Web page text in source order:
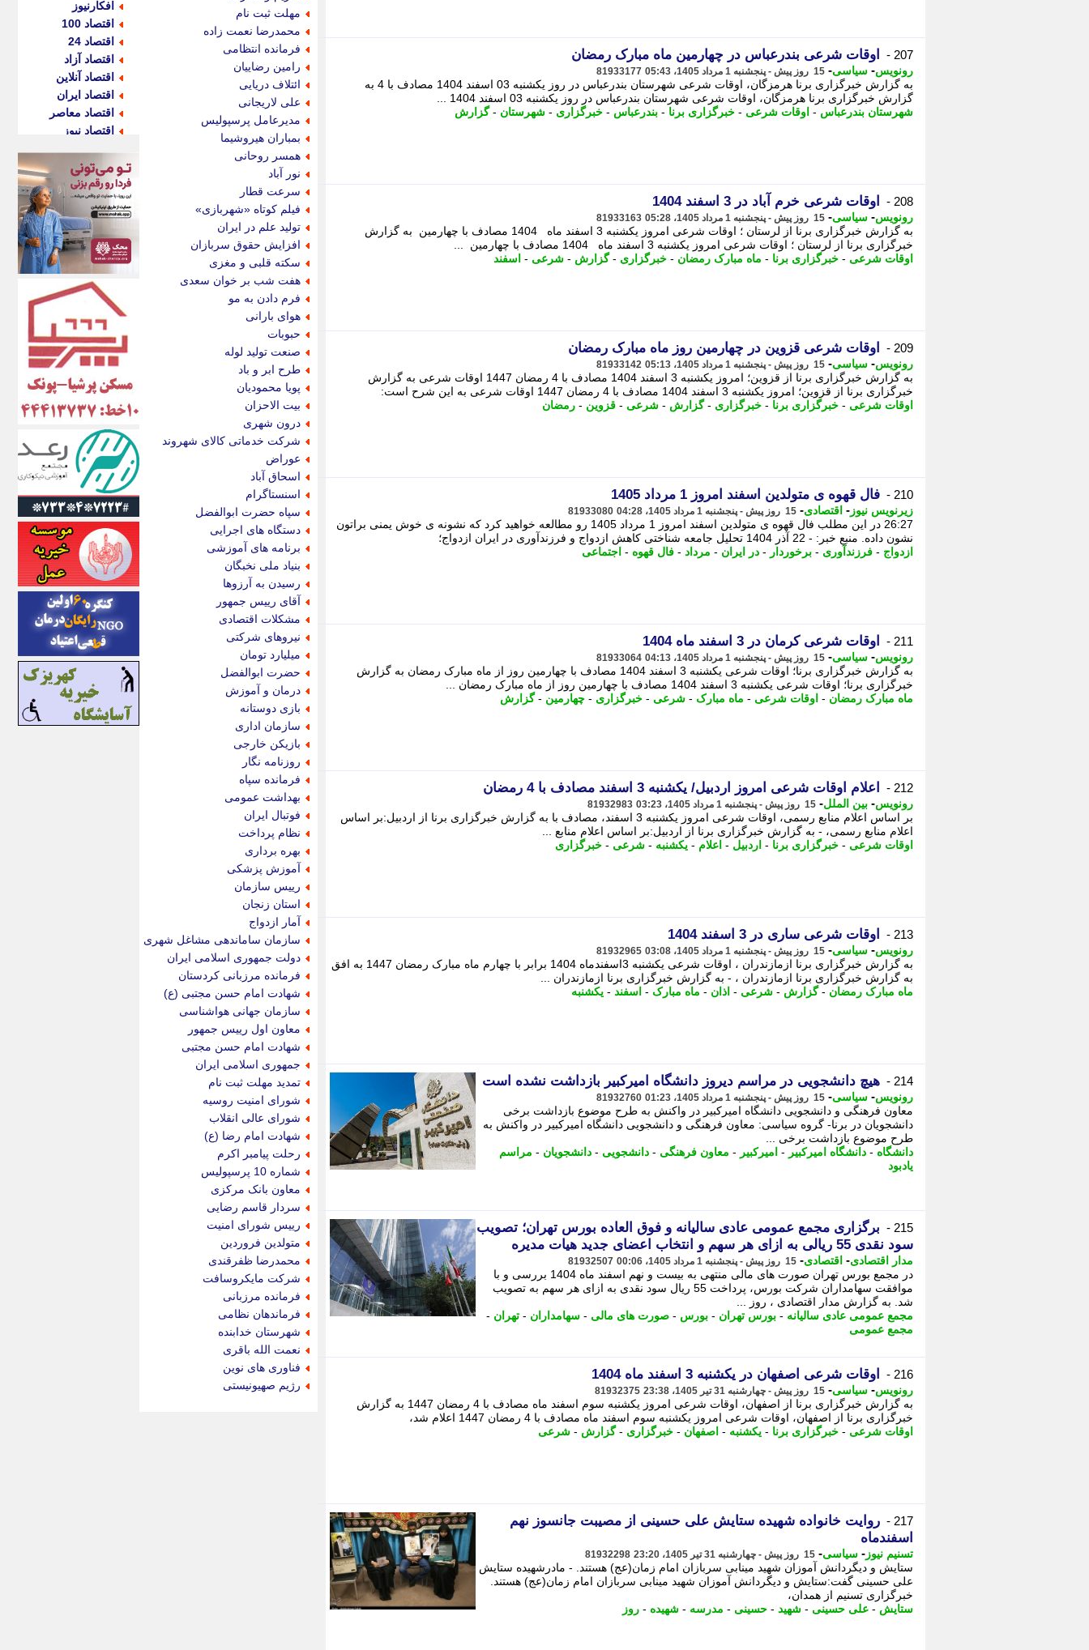
207 - اوقات شرعی بندرعباس در چهارمین ماه مبارک رمضان
رونویس- سیاسی- 15 روز پیش - پنجشنبه 1 مرداد 1405، 05:43 81933177
به گزارش خبرگزاری برنا هرمزگان، اوقات شرعی شهرستان بندرعباس در روز یکشنبه 03 اسفند 1404 مصادف با 4 به
گزارش خبرگزاری برنا هرمزگان، اوقات شرعی شهرستان بندرعباس در روز یکشنبه 03 اسفند 1404 ...
شهرستان بندرعباس - اوقات شرعی - خبرگزاری برنا - بندرعباس - خبرگزاری - شهرستان -گزارش
208 - اوقات شرعی خرم آباد در 3 اسفند 1404
رونویس- سیاسی- 15 روز پیش - پنجشنبه 1 مرداد 1405، 05:28 81933163
به گزارش خبرگزاری برنا از لرستان ؛ اوقات شرعی امروز یکشنبه 3 اسفند ماه 1404 مصادف با چهارمین به گزارش
خبرگزاری برنا از لرستان ؛ اوقات شرعی امروز یکشنبه 3 اسفند ماه 1404 مصادف با چهارمین ...
اوقات شرعی - خبرگزاری برنا - ماه مبارک رمضان - خبرگزاری -گزارش - شرعی - اسفند
209 - اوقات شرعی قزوین در چهارمین روز ماه مبارک رمضان
رونویس- سیاسی- 15 روز پیش - پنجشنبه 1 مرداد 1405، 05:13 81933142
به گزارش خبرگزاری برنا از قزوین؛ امروز یکشنبه 3 اسفند 1404 مصادف با 4 رمضان 1447 اوقات شرعی به گزارش
خبرگزاری برنا از قزوین؛ امروز یکشنبه 3 اسفند 1404 مصادف با 4 رمضان 1447 اوقات شرعی به این شرح است:
اوقات شرعی - خبرگزاری برنا - خبرگزاری -گزارش - شرعی - قزوین - رمضان
210 - فال قهوه ی متولدین اسفند امروز 1 مرداد 1405
زیرنویس نیوز - اقتصادی- 15 روز پیش - پنجشنبه 1 مرداد 1405، 04:28 81933080
26:27 در این مطلب فال قهوه ی متولدین اسفند امروز 1 مرداد 1405 رو مطالعه خواهید کرد که نشونه ی خوش یمنی براتون
نشون داده. منبع خبر: - 22 آذر 1404 تحلیل جامعه شناختی کاهش ازدواج و فرزندآوری در ایران ازدواج؛
ازدواج - فرزندآوری - برخوردار - در ایران - مرداد - فال قهوه - اجتماعی
211 - اوقات شرعی کرمان در 3 اسفند ماه 1404
رونویس- سیاسی- 15 روز پیش - پنجشنبه 1 مرداد 1405، 04:13 81933064
به گزارش خبرگزاری برنا؛ اوقات شرعی یکشنبه 3 اسفند 1404 مصادف با چهارمین روز از ماه مبارک رمضان به گزارش
خبرگزاری برنا؛ اوقات شرعی یکشنبه 3 اسفند 1404 مصادف با چهارمین روز از ماه مبارک رمضان ...
ماه مبارک رمضان - اوقات شرعی - ماه مبارک - شرعی - خبرگزاری - چهارمین -گزارش
212 - اعلام اوقات شرعی امروز اردبیل/ یکشنبه 3 اسفند مصادف با 4 رمضان
رونویس- بین الملل- 15 روز پیش - پنجشنبه 1 مرداد 1405، 03:23 81932983
بر اساس اعلام منابع رسمی، اوقات شرعی امروز یکشنبه 3 اسفند، مصادف با به گزارش خبرگزاری برنا از اردبیل:بر اساس
اعلام منابع رسمی، - به گزارش خبرگزاری برنا از اردبیل:بر اساس اعلام منابع ...
اوقات شرعی - خبرگزاری برنا - اردبیل - اعلام - یکشنبه - شرعی - خبرگزاری
213 - اوقات شرعی ساری در 3 اسفند 1404
رونویس- سیاسی- 15 روز پیش - پنجشنبه 1 مرداد 1405، 03:08 81932965
به گزارش خبرگزاری برنا ازمازندران ، اوقات شرعی یکشنبه 3اسفندماه 1404 برابر با چهارم ماه مبارک رمضان 1447 به افق
به گزارش خبرگزاری برنا ازمازندران ، - به گزارش خبرگزاری برنا ازمازندران ...
ماه مبارک رمضان -گزارش - شرعی - اذان - ماه مبارک - اسفند - یکشنبه
214 - هیچ دانشجویی در مراسم دیروز دانشگاه امیرکبیر بازداشت نشده است
رونویس- سیاسی- 15 روز پیش - پنجشنبه 1 مرداد 1405، 01:23 81932760
معاون فرهنگی و دانشجویی دانشگاه امیرکبیر در واکنش به طرح موضوع بازداشت برخی
دانشجویان در برنا- گروه سیاسی: معاون فرهنگی و دانشجویی دانشگاه امیرکبیر در واکنش به
طرح موضوع بازداشت برخی ...
دانشگاه - دانشگاه امیرکبیر - امیرکبیر - معاون فرهنگی - دانشجویی - دانشجویان - مراسم
یادبود
215 -
برگزاری مجمع عمومی عادی سالیانه و فوق العاده بورس تهران؛ تصویب
سود نقدی 55 ریالی به ازای هر سهم و انتخاب اعضای جدید هیات مدیره
مدار اقتصادی- اقتصادی- 15 روز پیش - پنجشنبه 1 مرداد 1405، 00:06 81932507
در مجمع بورس تهران صورت های مالی منتهی به بیست و نهم اسفند ماه 1404 بررسی و با
موافقت سهامداران شرکت بورس، پرداخت 55 ریال سود نقدی به ازای هر سهم به تصویب
شد. به گزارش مدار اقتصادی ، روز ...
مجمع عمومی عادی سالیانه - بورس تهران - بورس - صورت های مالی - سهامداران - تهران -
مجمع عمومی
216 - اوقات شرعی اصفهان در یکشنبه 3 اسفند ماه 1404
رونویس- سیاسی- 15 روز پیش - چهارشنبه 31 تیر 1405، 23:38 81932375
به گزارش خبرگزاری برنا از اصفهان، اوقات شرعی امروز یکشنبه سوم اسفند ماه مصادف با 4 رمضان 1447 به گزارش
خبرگزاری برنا از اصفهان، اوقات شرعی امروز یکشنبه سوم اسفند ماه مصادف با 4 رمضان 1447 اعلام شد،
اوقات شرعی - خبرگزاری برنا - یکشنبه - اصفهان - خبرگزاری -گزارش - شرعی
217 -
روایت خانواده شهیده ستایش علی حسینی از مصیبت جانسوز نهم
اسفندماه
تسنیم نیوز - سیاسی- 15 روز پیش - چهارشنبه 31 تیر 1405، 23:20 81932298
ستایش و دیگردانش آموزان شهید مینابی سربازان امام زمان(عج) هستند. - مادرشهیده ستایش
علی حسینی گفت:ستایش و دیگردانش آموزان شهید مینابی سربازان امام زمان(عج) هستند.
خبرگزاری تسنیم از همدان،
ستایش - علی حسینی - شهید - حسینی - مدرسه - شهیده - روز
مهلت ثبت نام
محمدرضا نعمت زاده
فرمانده انتظامی
رامین رضاییان
ائتلاف دریایی
علی لاریجانی
مدیرعامل پرسپولیس
بمباران هیروشیما
همسر روحانی
نور آباد
سرعت قطار
فیلم کوتاه «شهربازی»
تولید علم در ایران
افزایش حقوق سربازان
سکته قلبی و مغزی
هفت شب بر خوان سعدی
فرم دادن به مو
هوای بارانی
حبوبات
صنعت تولید لوله
طرح ابر و باد
پویا محمودیان
بیت الاحزان
درون شهری
شرکت خدماتی کالای شهروند
عوراض
اسحاق آباد
اسنستاگرام
سپاه حضرت ابوالفضل
دستگاه های اجرایی
برنامه های آموزشی
بنیاد ملی نخبگان
رسیدن به آرزوها
آقای رییس جمهور
مشکلات اقتصادی
نیروهای شرکتی
میلیارد تومان
حضرت ابوالفضل
درمان و آموزش
بازی دوستانه
سازمان اداری
بازیکن خارجی
روزنامه نگار
فرمانده سپاه
بهداشت عمومی
فوتبال ایران
نظام پرداخت
بهره برداری
آموزش پزشکی
رییس سازمان
استان زنجان
آمار ازدواج
سازمان ساماندهی مشاغل شهری
دولت جمهوری اسلامی ایران
فرمانده مرزبانی کردستان
شهادت امام حسن مجتبی (ع)
سازمان جهانی هواشناسی
معاون اول رییس جمهور
شهادت امام حسن مجتبی
جمهوری اسلامی ایران
تمدید مهلت ثبت نام
شورای امنیت روسیه
شورای عالی انقلاب
شهادت امام رضا (ع)
رحلت پیامبر اکرم
شماره 10 پرسپولیس
معاون بانک مرکزی
سردار قاسم رضایی
رییس شورای امنیت
متولدین فروردین
محمدرضا ظفرقندی
شرکت مایکروسافت
فرمانده مرزبانی
فرماندهان نظامی
شهرستان خدابنده
نعمت الله باقری
فناوری های نوین
رژیم صهیونیستی
افکارنیوز
اقتصاد 100
اقتصاد 24
اقتصاد آزاد
اقتصاد آنلاین
اقتصاد ایران
اقتصاد معاصر
اقتصاد نیوز
اکوفارس
اکونگار
اکونیوز
الف
انتشار آنلاین
اندیشه قرن
اندیشه معاصر
اندیشه ها
انرژی پرس
ای استخدام
ایتنا
ایراف
ایران آرت
ایران آنلاین
ایران زندگی
ایران فوری
ایرانی روز
ایرانیتال
ایرنا
ایسکانیوز
ایسنا
ایکنا
ایلنا
اینتیتر
ایونا نیوز
بازتاب آنلاین
باشگاه خبرنگاران
باغستان نیوز
بامبوک
ببین و بخون
بدینسان
بنکر